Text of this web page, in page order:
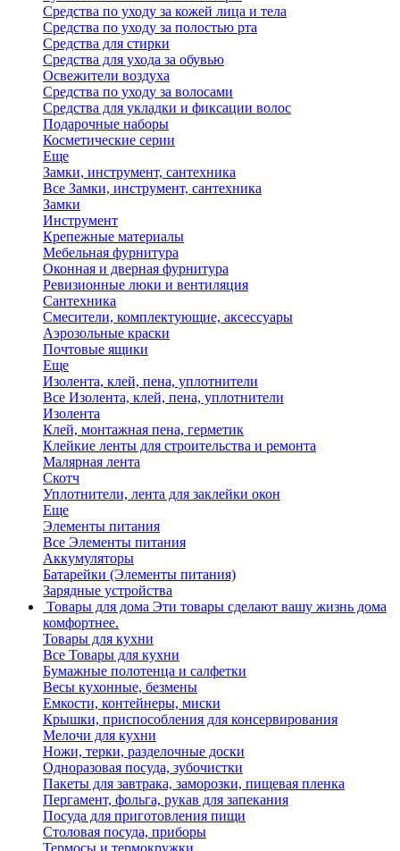
Средства по уходу за кожей лица и тела
Средства по уходу за полостью рта
Средства для стирки
Средства для ухода за обувью
Освежители воздуха
Средства по уходу за волосами
Средства для укладки и фиксации волос
Подарочные наборы
Косметические серии
Еще
Замки, инструмент, сантехника
Все Замки, инструмент, сантехника
Замки
Инструмент
Крепежные материалы
Мебельная фурнитура
Оконная и дверная фурнитура
Ревизионные люки и вентиляция
Сантехника
Смесители, комплектующие, аксессуары
Аэрозольные краски
Почтовые ящики
Еще
Изолента, клей, пена, уплотнители
Все Изолента, клей, пена, уплотнители
Изолента
Клей, монтажная пена, герметик
Клейкие ленты для строительства и ремонта
Малярная лента
Скотч
Уплотнители, лента для заклейки окон
Еще
Элементы питания
Все Элементы питания
Аккумуляторы
Батарейки (Элементы питания)
Зарядные устройства
Товары для дома Эти товары сделают вашу жизнь дома
комфортнее.
Товары для кухни
Все Товары для кухни
Бумажные полотенца и салфетки
Весы кухонные, безмены
Емкости, контейнеры, миски
Крышки, приспособления для консервирования
Мелочи для кухни
Ножи, терки, разделочные доски
Одноразовая посуда, зубочистки
Пакеты для завтрака, заморозки, пищевая пленка
Пергамент, фольга, рукав для запекания
Посуда для приготовления пищи
Столовая посуда, приборы
Термосы и термокружки